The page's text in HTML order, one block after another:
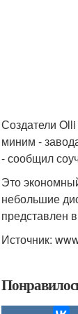
Создатели
миним -
- сообщил
Это
небольшие
представлен
Источник: